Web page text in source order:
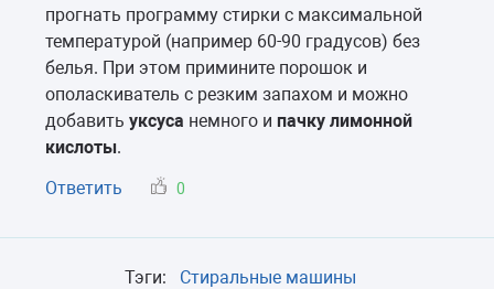
прогнать программу стирки с максимальной
температурой (например 60-90 градусов) без
белья. При этом примините порошок и
ополаскиватель с резким запахом и можно
добавить уксуса немного и пачку лимонной
кислоты.
Ответить
0
Тэги: Стиральные машины